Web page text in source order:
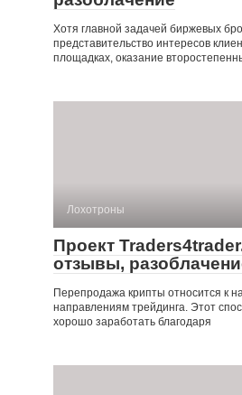
Хотя главной задачей биржевых
представительство интересов
площадках, оказание
Лохотроны
Проект
отзывы,
Перепродажа крипты относится к
направлениям трейдинга. Этот
хорошо заработать благодаря